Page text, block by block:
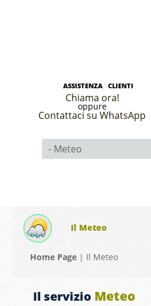
ASSISTENZA CLIENTI
Chiama ora!
oppure
Contattaci su WhatsApp
Il Meteo
Home Page | Il Meteo
Il servizio Meteo